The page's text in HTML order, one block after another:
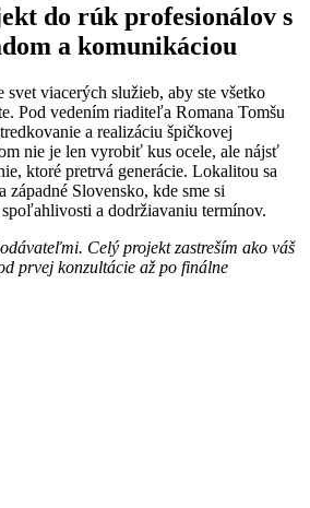
do rúk profesionálov s
a komunikáciou
svet viacerých služieb, aby ste všetko
Pod vedením riaditeľa Romana Tomšu
a realizáciu špičkovej
nie je len vyrobiť kus ocele, ale nájsť
ktoré pretrvá generácie. Lokalitou sa
západné Slovensko, kde sme si
a dodržiavaniu termínov.
Celý projekt zastreším ako váš
prvej konzultácie až po finálne